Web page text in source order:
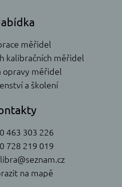
měřidel
kalibračních měřidel
opravy měřidel
a školení
463 303 226
728 219 019
na mapě